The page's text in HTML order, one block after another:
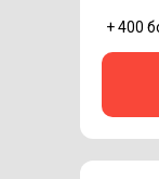
+ 400